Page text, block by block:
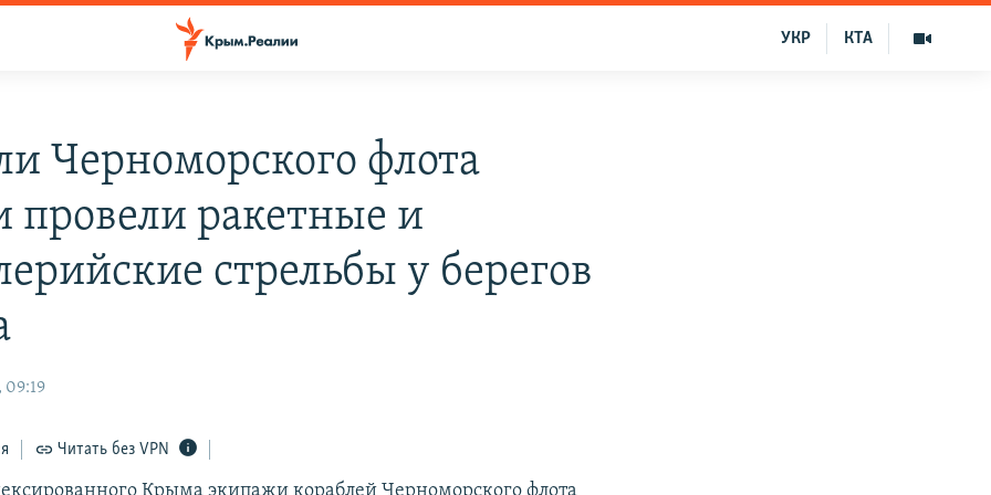
КТА
УКР
Черноморского флота
провели ракетные и
стрельбы у берегов
09:19
Читать без VPN